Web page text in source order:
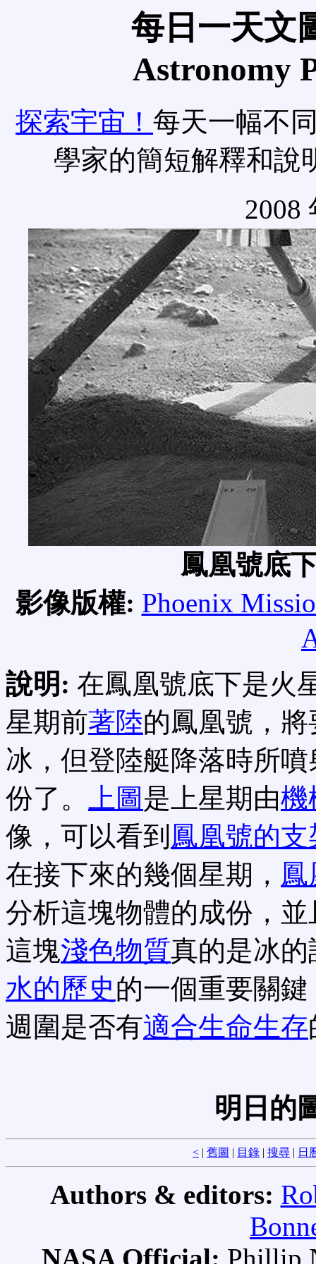
每日一天文
Astronomy
探索宇宙！ 每天一幅不
學家的簡短解釋和說
2008
鳳凰號底
影像版權: Phoenix
說明: 在鳳凰號底下是火
星期前著陸的鳳凰號，
冰，但登陸艇降落時所
份了。
上圖是上星期由機
像，可以看到 鳳凰號的支
在接下來的幾個星期， 鳳
分析這塊物體的成份，
這塊淺色物質真的是冰
水的歷史的一個重要關
週圍是否有適合生命生存
明日的
< | 舊圖 | 目錄 | 搜尋 | 日
Authors & editors: